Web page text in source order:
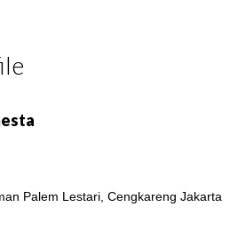
Palem Lestari, Cengkareng Jakarta